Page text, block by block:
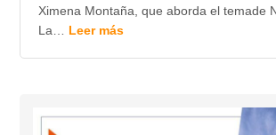
Ximena Montaña, que aborda el temade
La… Leer más